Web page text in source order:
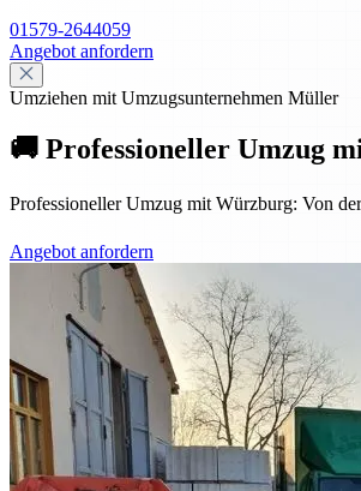
01579-2644059
Angebot anfordern
Umziehen mit Umzugsunternehmen Müller
🚚 Professioneller Umzug
Professioneller Umzug mit Würzburg: Von
Angebot anfordern